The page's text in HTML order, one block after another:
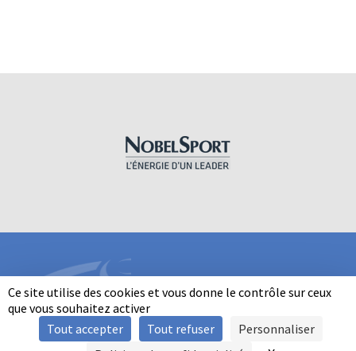
Ce site utilise des cookies et vous donne le contrôle sur ceux
que vous souhaitez activer
Tout accepter
Tout refuser
Personnaliser
INFORMATIONS